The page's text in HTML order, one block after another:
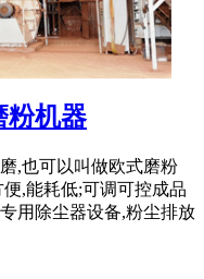
粉机器
,也可以叫做欧式磨粉
,能耗低;可调可控成品
用除尘器设备,粉尘排放